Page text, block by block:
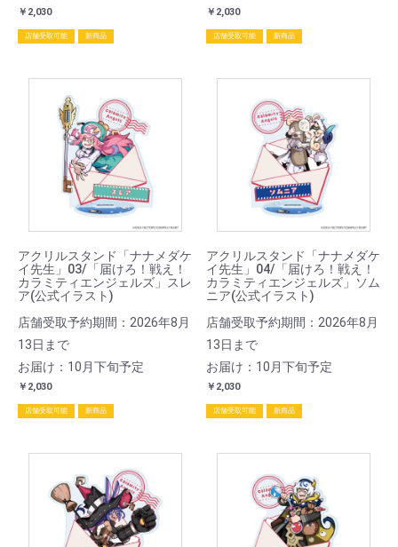
￥2,030
店舗受取可能 新商品
￥2,030
店舗受取可能 新商品
アクリルスタンド「ナナメダケ
イ先生」03/「届けろ！戦え！
カラミティエンジェルズ」スレ
ア(公式イラスト)
店舗受取予約期間：2026年8月
13日まで
お届け：10月下旬予定
￥2,030
店舗受取可能 新商品
アクリルスタンド「ナナメダケ
イ先生」04/「届けろ！戦え！
カラミティエンジェルズ」ソム
ニア(公式イラスト)
店舗受取予約期間：2026年8月
13日まで
お届け：10月下旬予定
￥2,030
店舗受取可能 新商品